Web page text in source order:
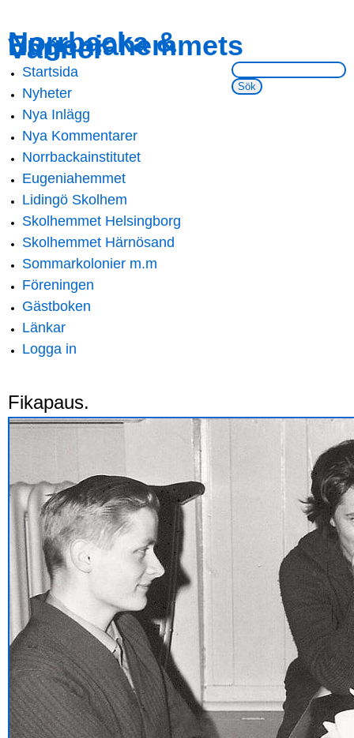
main
content
navigation
Norrbacka &
Eugeniahemmets
Vänner
Sök på webbsidan:
Main menu
Startsida
Nyheter
Nya Inlägg
Nya Kommentarer
Norrbackainstitutet
Eugeniahemmet
Lidingö Skolhem
Skolhemmet Helsingborg
Skolhemmet Härnösand
Sommarkolonier m.m
Föreningen
Gästboken
Länkar
Logga in
Fikapaus.